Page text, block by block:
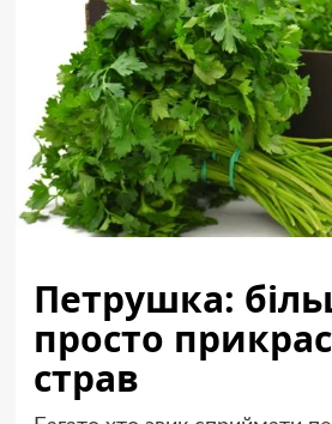
Петрушка:
просто
страв